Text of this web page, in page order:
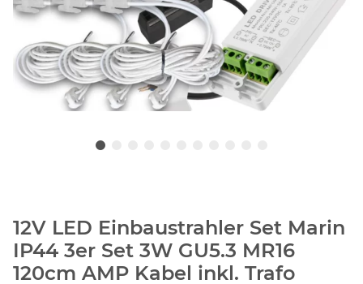
12V LED Einbaustrahler Set Marin
IP44 3er Set 3W GU5.3 MR16
120cm AMP Kabel inkl. Trafo